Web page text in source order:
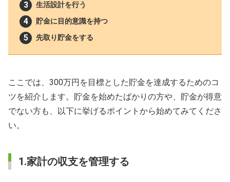
生活設計を行う
貯金に目的意識を持つ
先取り貯金をする
ここでは、300万円を目標とした貯金を達成するためのコ
ツを紹介します。貯金を始めたばかりの方や、貯金が得意
でない方も、以下に挙げるポイントから始めてみてくださ
い。
1.家計の収支を管理する